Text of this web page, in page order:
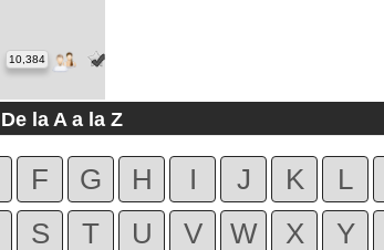
10,384
De la A a la Z
F G H I J K L
S T U V W X Y